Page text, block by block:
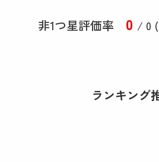
非1つ星評価率 0 / 0 (
ランキング